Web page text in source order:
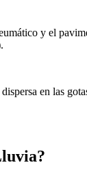
y el
en las